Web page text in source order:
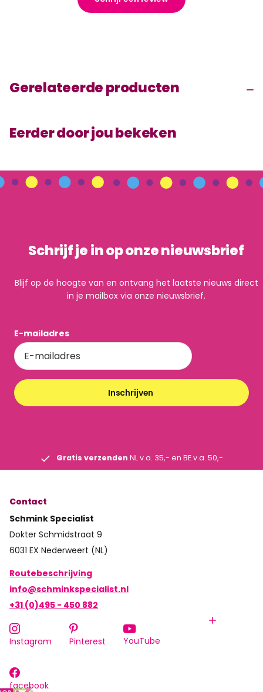
Gerelateerde producten
Eerder door jou bekeken
Schrijf je in op onze nieuwsbrief
Blijf op de hoogte van en ontvang het laatste nieuws direct
in je mailbox via onze nieuwsbrief.
E-mailadres
Inschrijven
Gratis verzenden NL v.a. 35,- en BE v.a. 50,-
Contact
Schmink Specialist
Dokter Schmidstraat 9
6031 EX Nederweert (NL)
Routebeschrijving
info@schminkspecialist.nl
+31 (0)495 - 450 882
Instagram Pinterest YouTube
facebook